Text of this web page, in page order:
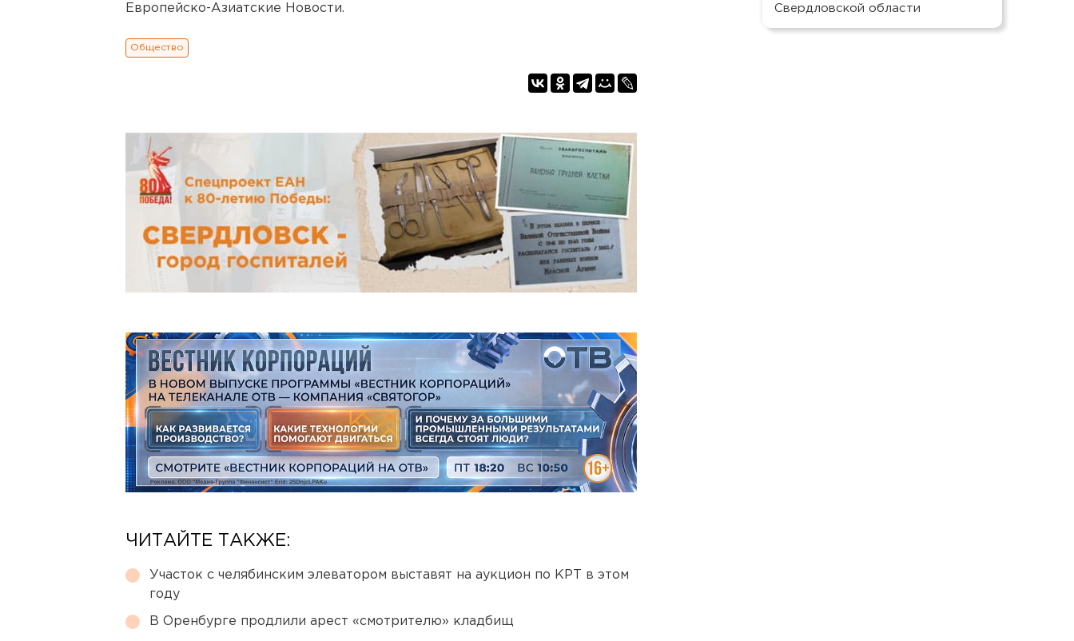
Европейско-Азиатские Новости.
Общество
ЧИТАЙТЕ ТАКЖЕ:
Участок с челябинским элеватором выставят на аукцион по КРТ в этом
году
В Оренбурге продлили арест «смотрителю» кладбищ
Свердловской области